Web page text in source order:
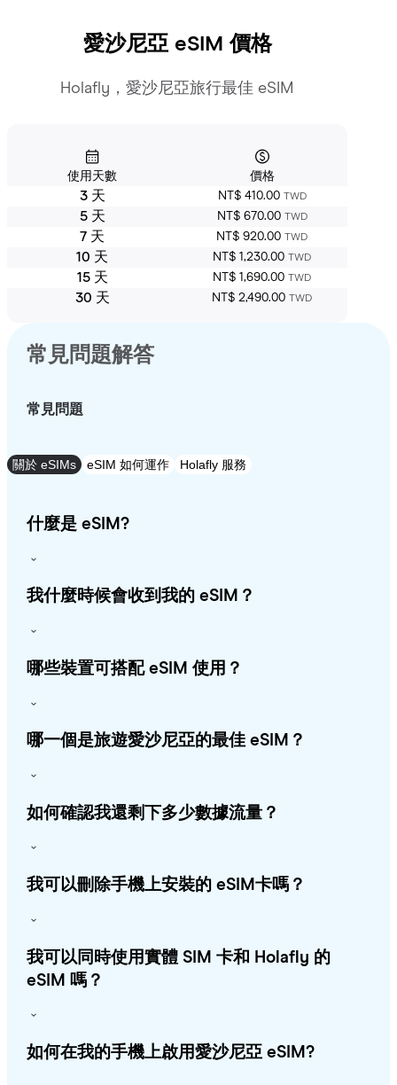
愛沙尼亞eSIM 價格
Holafly，愛沙尼亞旅行最佳 eSIM
使用天數 價格
3 天 NT$ 410.00 TWD
5 天 NT$ 670.00 TWD
7 天 NT$ 920.00 TWD
10 天 NT$ 1,230.00 TWD
15 天 NT$ 1,690.00 TWD
30 天 NT$ 2,490.00 TWD
常見問題解答
常見問題
關於 eSIMs eSIM 如何運作 Holafly 服務
什麼是 eSIM?
我什麼時候會收到我的 eSIM？
哪些裝置可搭配 eSIM 使用？
哪一個是旅遊愛沙尼亞的最佳 eSIM？
如何確認我還剩下多少數據流量？
我可以刪除手機上安裝的 eSIM卡嗎？
我可以同時使用實體 SIM 卡和 Holafly 的
eSIM 嗎？
如何在我的手機上啟用愛沙尼亞 eSIM?